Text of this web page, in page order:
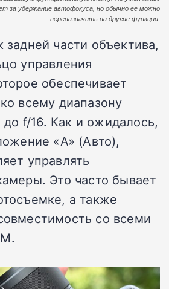
за удержание автофокуса, но обычно ее можно
переназначить на другие функции.
части объектива,
управления
обеспечивает
всему диапазону
до f/16. Как и ожидалось,
«A» (Авто),
управлять
Это часто бывает
а также
со всеми